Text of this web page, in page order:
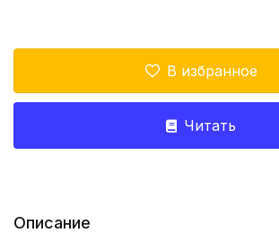
В избранное
Читать
Описание